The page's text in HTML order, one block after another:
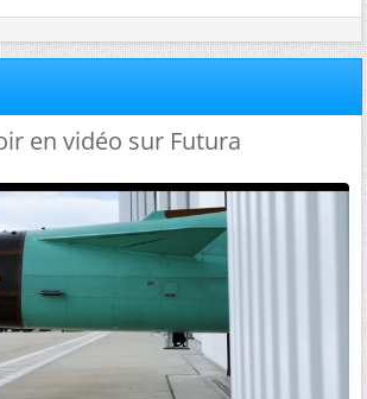
en vidéo sur Futura